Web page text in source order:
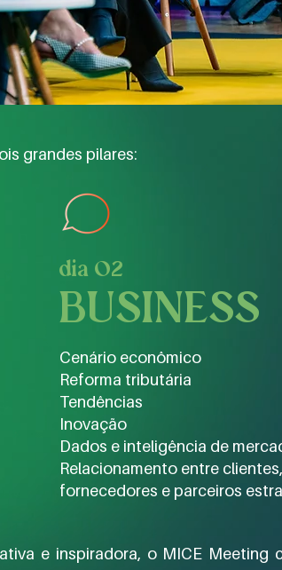
grandes pilares:
dia 02
BUSINESS
Cenário econômico
Reforma tributária
Tendências
Inovação
Dados e inteligência de
Relacionamento entre clientes,
fornecedores e parceiros
e inspiradora, o MICE Meeting